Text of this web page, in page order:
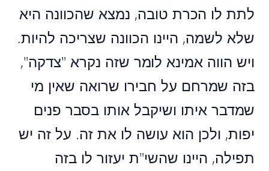
לתת לו הכרת טובה, נמצא שהכוונה היא
שלא לשמה, היינו הכוונה שצריכה להיות.
ויש הווה אמינא לומר שזה נקרא "צדקה",
בזה שמרחם על חבירו שרואה שאין מי
שמדבר איתו ושיקבל אותו בסבר פנים
יפות, ולכן הוא עושה לו את זה. על זה יש
תפילה, היינו שהשי"ת יעזור לו בזה